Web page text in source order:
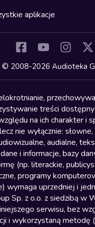
obca
polska
aplikacje
2008-2026 Audioteka
treści
na ich charakter i
nie wyłącznie:
audialne,
i informacje, bazy
(np. literackie,
programy
wymaga uprzedniej i
Sp. z o.o. z siedzibą w
serwisu, bez
i wykorzystaną metodę